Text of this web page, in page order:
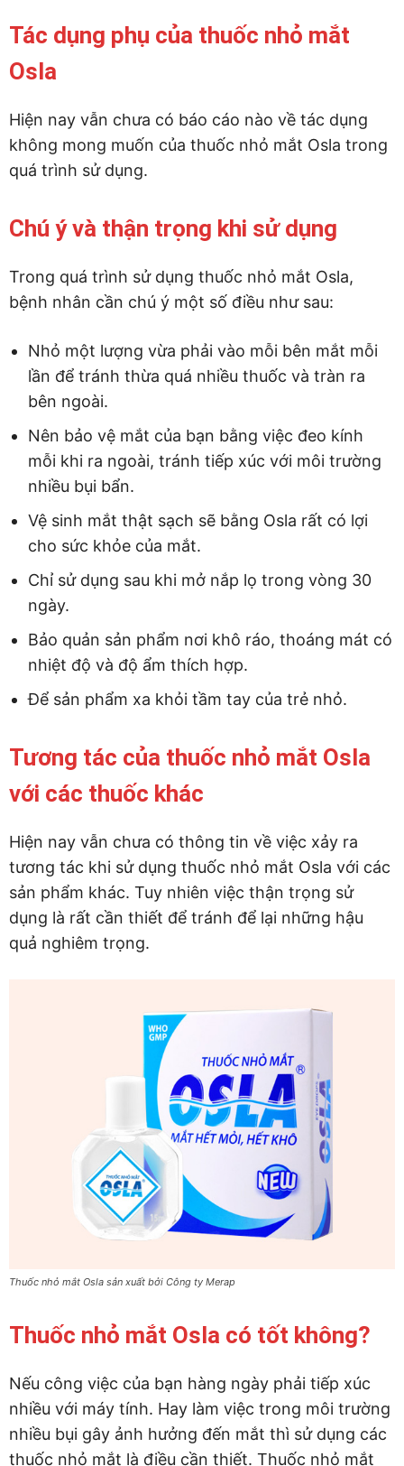
Tác dụng phụ của thuốc nhỏ mắt
Osla
Hiện nay vẫn chưa có báo cáo nào về tác dụng
không mong muốn của thuốc nhỏ mắt Osla trong
quá trình sử dụng.
Chú ý và thận trọng khi sử dụng
Trong quá trình sử dụng thuốc nhỏ mắt Osla,
bệnh nhân cần chú ý một số điều như sau:
Nhỏ một lượng vừa phải vào mỗi bên mắt mỗi
lần để tránh thừa quá nhiều thuốc và tràn ra
bên ngoài.
Nên bảo vệ mắt của bạn bằng việc đeo kính
mỗi khi ra ngoài, tránh tiếp xúc với môi trường
nhiều bụi bẩn.
Vệ sinh mắt thật sạch sẽ bằng Osla rất có lợi
cho sức khỏe của mắt.
Chỉ sử dụng sau khi mở nắp lọ trong vòng 30
ngày.
Bảo quản sản phẩm nơi khô ráo, thoáng mát có
nhiệt độ và độ ẩm thích hợp.
Để sản phẩm xa khỏi tầm tay của trẻ nhỏ.
Tương tác của thuốc nhỏ mắt Osla
với các thuốc khác
Hiện nay vẫn chưa có thông tin về việc xảy ra
tương tác khi sử dụng thuốc nhỏ mắt Osla với các
sản phẩm khác. Tuy nhiên việc thận trọng sử
dụng là rất cần thiết để tránh để lại những hậu
quả nghiêm trọng.
Thuốc nhỏ mắt Osla sản xuất bởi Công ty Merap
Thuốc nhỏ mắt Osla có tốt không?
Nếu công việc của bạn hàng ngày phải tiếp xúc
nhiều với máy tính. Hay làm việc trong môi trường
nhiều bụi gây ảnh hưởng đến mắt thì sử dụng các
thuốc nhỏ mắt là điều cần thiết. Thuốc nhỏ mắt